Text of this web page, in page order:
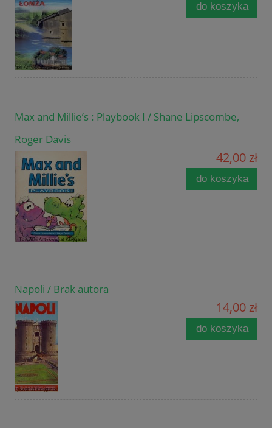
do koszyka
Max and Millie’s : Playbook I / Shane Lipscombe,
Roger Davis
42,00 zł
do koszyka
Napoli / Brak autora
14,00 zł
do koszyka